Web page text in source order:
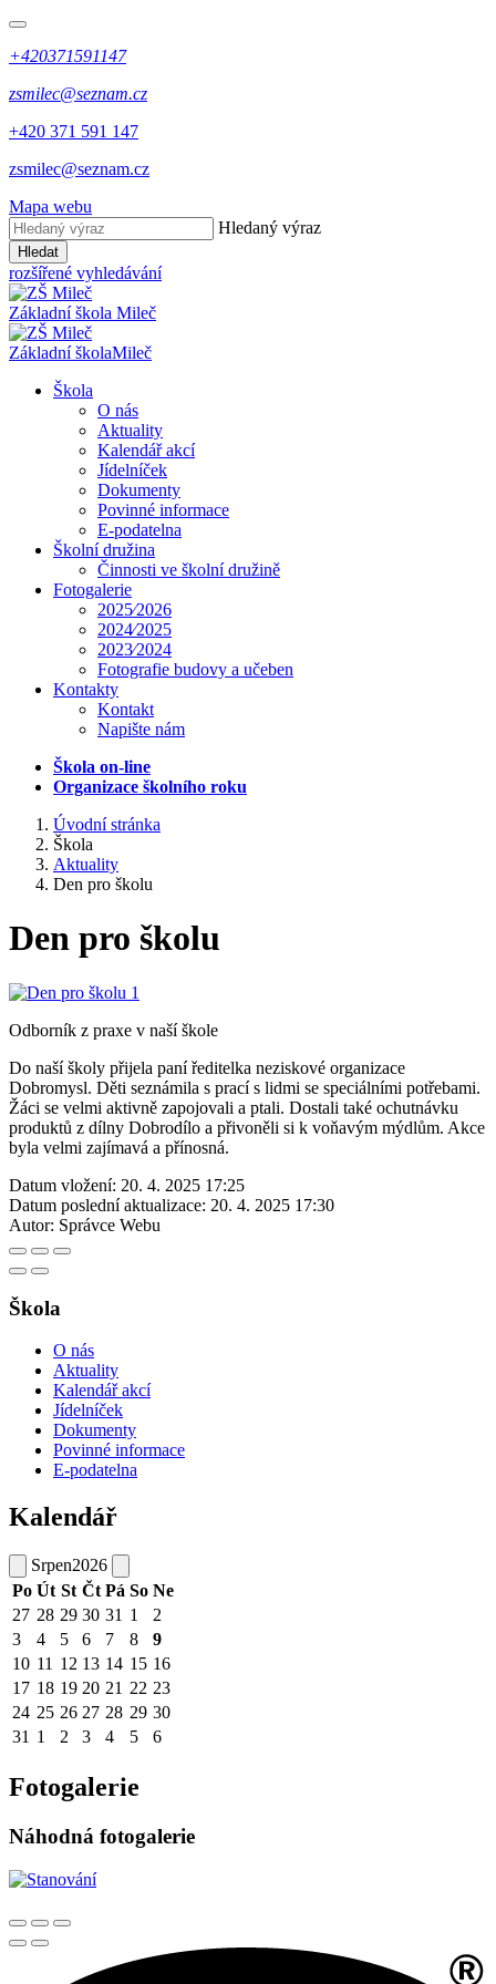
+420371591147
zsmilec@seznam.cz
+420 371 591 147
zsmilec@seznam.cz
Mapa webu
Hledaný výraz
Hledat
rozšířené vyhledávání
Základní škola Mileč
Základní školaMileč
Škola
O nás
Aktuality
Kalendář akcí
Jídelníček
Dokumenty
Povinné informace
E-podatelna
Školní družina
Činnosti ve školní družině
Fotogalerie
2025⁄2026
2024⁄2025
2023⁄2024
Fotografie budovy a učeben
Kontakty
Kontakt
Napište nám
Škola on-line
Organizace školního roku
Úvodní stránka
Škola
Aktuality
Den pro školu
Den pro školu
Odborník z praxe v naší škole
Do naší školy přijela paní ředitelka neziskové organizace
Dobromysl. Děti seznámila s prací s lidmi se speciálními potřebami.
Žáci se velmi aktivně zapojovali a ptali. Dostali také ochutnávku
produktů z dílny Dobrodílo a přivoněli si k voňavým mýdlům. Akce
byla velmi zajímavá a přínosná.
Datum vložení: 20. 4. 2025 17:25
Datum poslední aktualizace: 20. 4. 2025 17:30
Autor: Správce Webu
Škola
O nás
Aktuality
Kalendář akcí
Jídelníček
Dokumenty
Povinné informace
E-podatelna
Kalendář
Srpen2026
Po Út St Čt Pá So Ne
27 28 29 30 31 1
2
3
4 5 6 7 8
9
10 11 12 13 14 15 16
17 18 19 20 21 22 23
24 25 26 27 28 29 30
31 1 2 3 4 5 6
Fotogalerie
Náhodná fotogalerie